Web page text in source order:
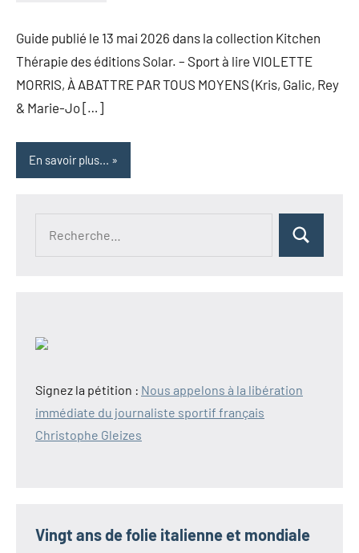
Guide publié le 13 mai 2026 dans la collection Kitchen
Thérapie des éditions Solar. – Sport à lire VIOLETTE
MORRIS, À ABATTRE PAR TOUS MOYENS (Kris, Galic, Rey
& Marie-Jo […]
En savoir plus...
Rechercher
Signez la pétition : Nous appelons à la libération
immédiate du journaliste sportif français
Christophe Gleizes
Vingt ans de folie italienne et mondiale